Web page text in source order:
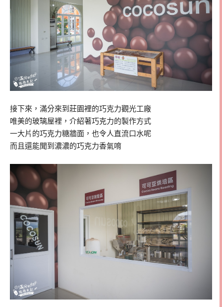
接下來，滿分來到莊園裡的巧克力觀光工廠
唯美的玻璃屋裡，介紹著巧克力的製作方式
一大片的巧克力糖牆面，也令人直流口水呢
而且還能聞到濃濃的巧克力香氣唷